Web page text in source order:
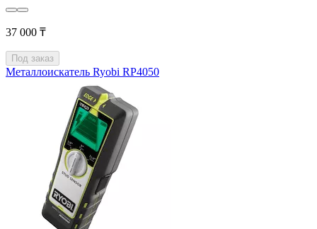
37 000 ₸
Под заказ
Металлоискатель Ryobi RP4050